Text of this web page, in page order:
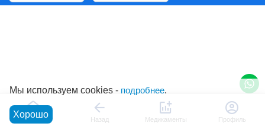
Главная Назад Медикаменты Профиль
Мы используем cookies - подробнее.
Хорошо